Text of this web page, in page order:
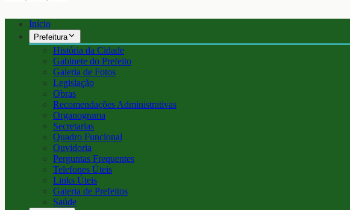
Início
Prefeitura
História da Cidade
Gabinete do Prefeito
Galeria de Fotos
Legislação
Obras
Recomendações Administrativas
Organograma
Secretarias
Quadro Funcional
Ouvidoria
Perguntas Frequentes
Telefones Úteis
Links Úteis
Galeria de Prefeitos
Saúde